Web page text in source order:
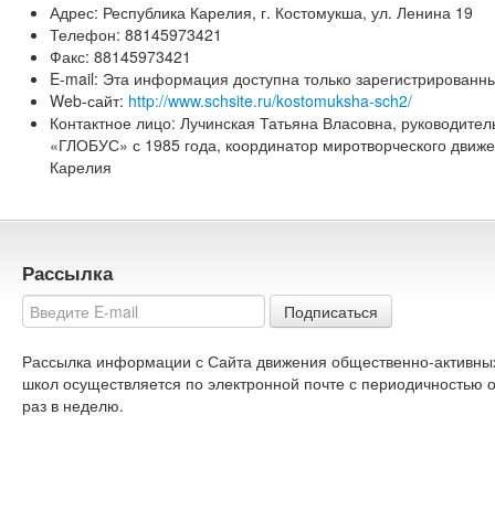
Адрес: Республика Карелия, г. Костомукша, ул. Ленина 19
Телефон: 88145973421
Факс: 88145973421
E-mail: Эта информация доступна только
Web-сайт: http://www.schsite.ru/kostomuksha-sch2/
Контактное лицо: Лучинская Татьяна Власовна,
«ГЛОБУС» с 1985 года, координатор миротворческого
Карелия
Рассылка
Подписаться
Рассылка информации с Сайта движения общественно-
школ осуществляется по электронной почте с периодичностью
раз в неделю.